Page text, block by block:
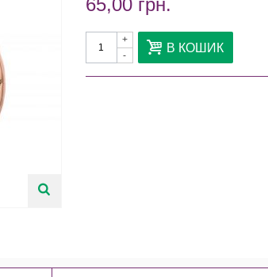
65,00 грн.
-
+ В КОШИК